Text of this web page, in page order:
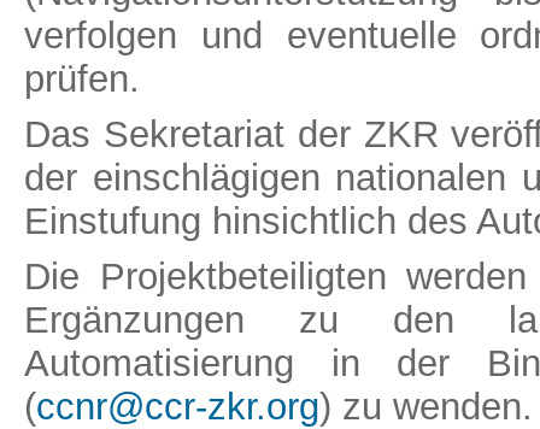
verfolgen und eventuelle
prüfen.
Das Sekretariat der ZKR veröffentlicht nachstehend ein Verzeichnis
der einschlägigen nationalen
Einstufung hinsichtlich des
Die Projektbeteiligten werden gebeten, sich für Änderungen oder
Ergänzungen zu den
Automatisierung in der
(ccnr@ccr-zkr.org) zu wenden.